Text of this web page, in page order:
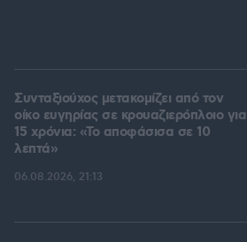
Συνταξιούχος μετακομίζει από τον
οίκο ευγηρίας σε κρουαζιερόπλοιο για
15 χρόνια: «Το αποφάσισα σε 10
λεπτά»
06.08.2026, 21:13